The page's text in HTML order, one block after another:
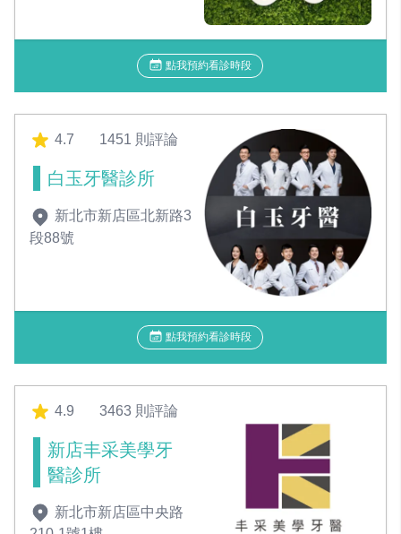
點我預約看診時段
4.7 1451 則評論
白玉牙醫診所
新北市新店區北新路3
段88號
點我預約看診時段
4.9 3463 則評論
新店丰采美學牙
醫診所
新北市新店區中央路